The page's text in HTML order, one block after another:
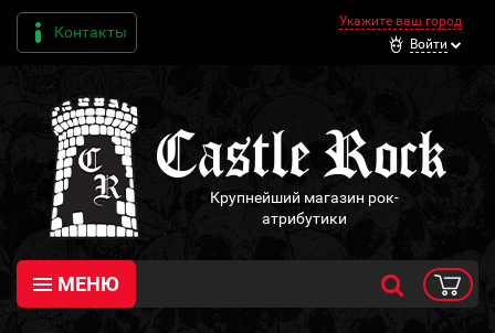
Контакты
Укажите ваш город
Войти
Крупнейший магазин рок-
атрибутики
МЕНЮ